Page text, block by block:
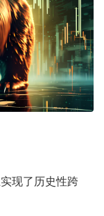
现了历史性跨